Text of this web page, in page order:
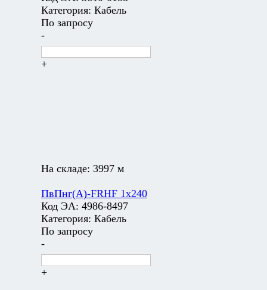
Категория: Кабель
По запросу
-
+
На складе: 3997 м
ПвПнг(А)-FRHF 1х240
Код ЭА: 4986-8497
Категория: Кабель
По запросу
-
+